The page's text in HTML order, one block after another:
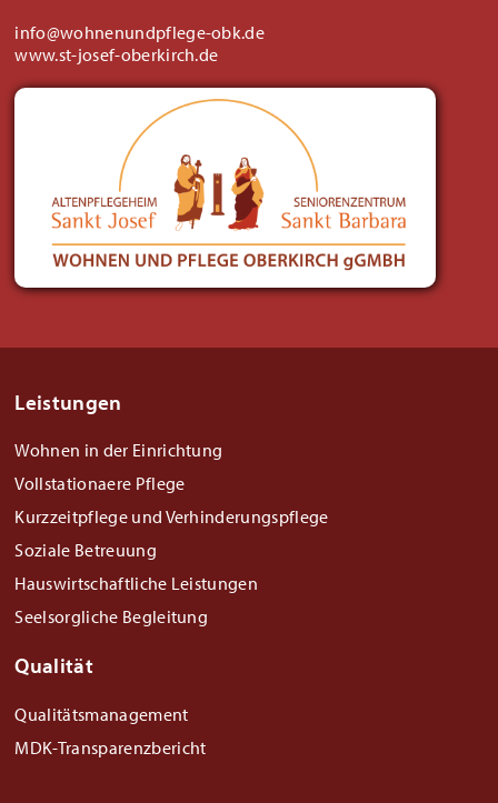
info@wohnenundpflege-obk.de
www.st-josef-oberkirch.de
Leistungen
Wohnen in der Einrichtung
Vollstationaere Pflege
Kurzzeitpflege und Verhinderungspflege
Soziale Betreuung
Hauswirtschaftliche Leistungen
Seelsorgliche Begleitung
Qualität
Qualitätsmanagement
MDK-Transparenzbericht